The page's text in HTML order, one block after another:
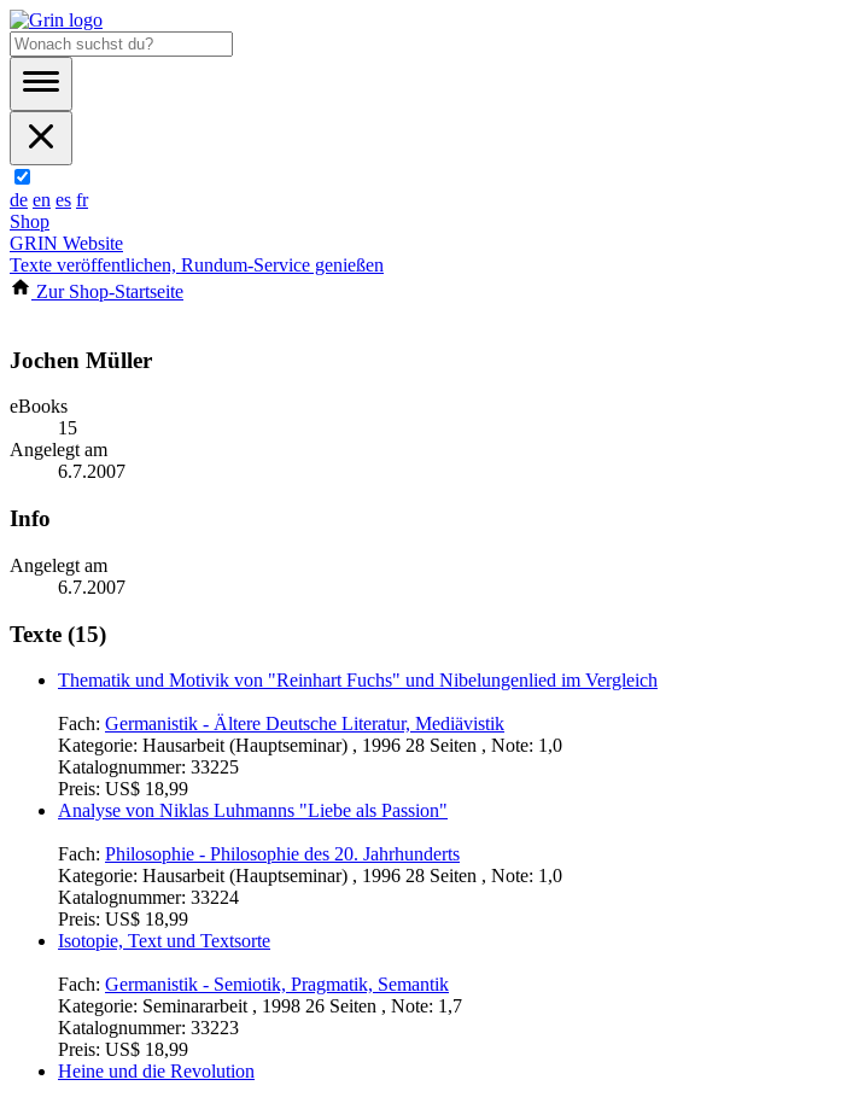
de en es fr
Shop
GRIN Website
Texte veröffentlichen, Rundum-Service genießen
Zur Shop-Startseite
Jochen Müller
eBooks
15
Angelegt am
6.7.2007
Info
Angelegt am
6.7.2007
Texte (15)
Thematik und Motivik von "Reinhart Fuchs" und Nibelungenlied im Vergleich
Fach: Germanistik - Ältere Deutsche Literatur, Mediävistik
Kategorie: Hausarbeit (Hauptseminar) , 1996 28 Seiten , Note: 1,0
Katalognummer: 33225
Preis: US$ 18,99
Analyse von Niklas Luhmanns "Liebe als Passion"
Fach: Philosophie - Philosophie des 20. Jahrhunderts
Kategorie: Hausarbeit (Hauptseminar) , 1996 28 Seiten , Note: 1,0
Katalognummer: 33224
Preis: US$ 18,99
Isotopie, Text und Textsorte
Fach: Germanistik - Semiotik, Pragmatik, Semantik
Kategorie: Seminararbeit , 1998 26 Seiten , Note: 1,7
Katalognummer: 33223
Preis: US$ 18,99
Heine und die Revolution